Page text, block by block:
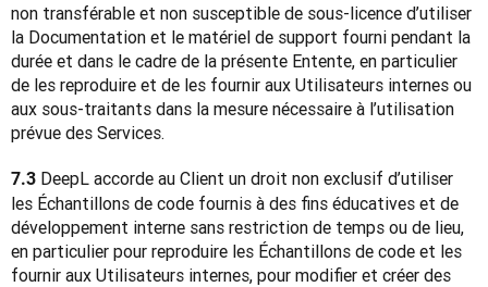
non transférable et non susceptible de sous-licence d’utiliser
la Documentation et le matériel de support fourni pendant la
durée et dans le cadre de la présente Entente, en particulier
de les reproduire et de les fournir aux Utilisateurs internes ou
aux sous-traitants dans la mesure nécessaire à l’utilisation
prévue des Services.
7.3 DeepL accorde au Client un droit non exclusif d’utiliser
les Échantillons de code fournis à des fins éducatives et de
développement interne sans restriction de temps ou de lieu,
en particulier pour reproduire les Échantillons de code et les
fournir aux Utilisateurs internes, pour modifier et créer des